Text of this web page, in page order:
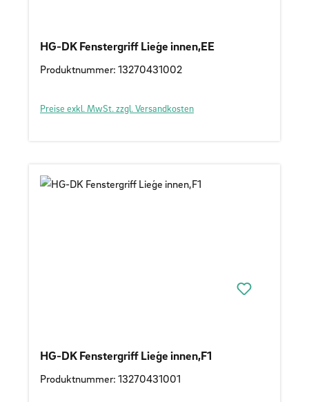
HG-DK Fenstergriff Lieǵe innen,EE
Produktnummer: 13270431002
Preise exkl. MwSt. zzgl. Versandkosten
HG-DK Fenstergriff Lieǵe innen,F1
Produktnummer: 13270431001